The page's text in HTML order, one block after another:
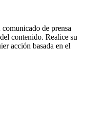
comunicado de prensa
contenido. Realice su
acción basada en el